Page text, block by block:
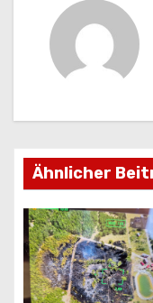
g
s
n
a
v
Ähnlicher